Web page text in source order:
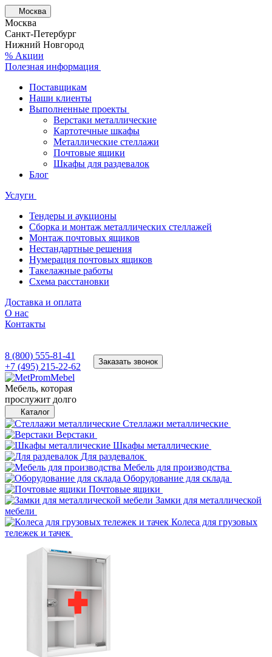
Москва
Москва
Санкт-Петербург
Нижний Новгород
% Акции
Полезная информация
Поставщикам
Наши клиенты
Выполненные проекты
Верстаки металлические
Картотечные шкафы
Металлические стеллажи
Почтовые ящики
Шкафы для раздевалок
Блог
Услуги
Тендеры и аукционы
Сборка и монтаж металлических стеллажей
Монтаж почтовых ящиков
Нестандартные решения
Нумерация почтовых ящиков
Такелажные работы
Схема расстановки
Доставка и оплата
О нас
Контакты
8 (800) 555-81-41
+7 (495) 215-22-62
Заказать звонок
Мебель, которая
прослужит долго
Каталог
Стеллажи металлические
Верстаки
Шкафы металлические
Для раздевалок
Мебель для производства
Оборудование для склада
Почтовые ящики
Замки для металлической
мебели
Колеса для грузовых
тележек и тачек